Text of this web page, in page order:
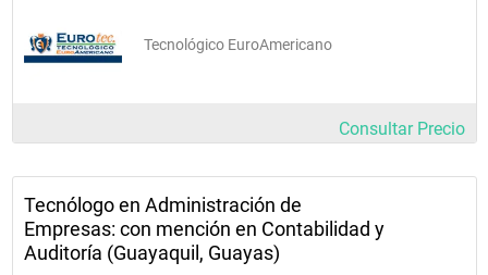
Tecnológico EuroAmericano
Consultar Precio
Tecnólogo en Administración de
Empresas: con mención en Contabilidad y
Auditoría (Guayaquil, Guayas)